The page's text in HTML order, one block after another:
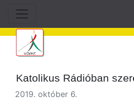
Katolikus Rádióban
2019. október 6.